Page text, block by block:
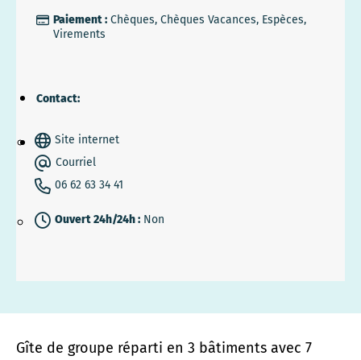
Paiement :Chèques, Chèques Vacances, Espèces,
Virements
Contact:
Site internet
Courriel
06 62 63 34 41
Ouvert 24h/24h :Non
Gîte de groupe réparti en 3 bâtiments avec 7